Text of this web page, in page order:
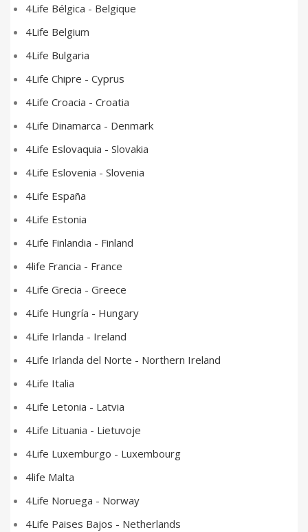
4Life Bélgica - Belgique
4Life Belgium
4Life Bulgaria
4Life Chipre - Cyprus
4Life Croacia - Croatia
4Life Dinamarca - Denmark
4Life Eslovaquia - Slovakia
4Life Eslovenia - Slovenia
4Life España
4Life Estonia
4Life Finlandia - Finland
4life Francia - France
4Life Grecia - Greece
4Life Hungría - Hungary
4Life Irlanda - Ireland
4Life Irlanda del Norte - Northern Ireland
4Life Italia
4Life Letonia - Latvia
4Life Lituania - Lietuvoje
4Life Luxemburgo - Luxembourg
4life Malta
4Life Noruega - Norway
4Life Paises Bajos - Netherlands